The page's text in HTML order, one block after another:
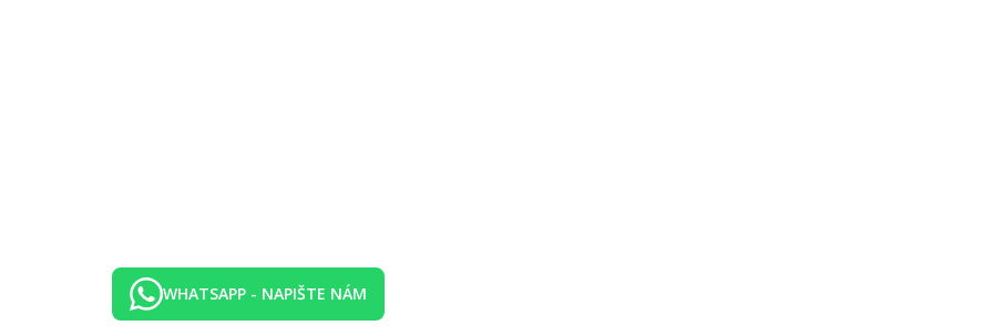
hotelu. Taxa není zahrnuta v ceně zájezdu a musí být uhrazena klientem přímo na recepci hotelu.
WHATSAPP - NAPIŠTE NÁM